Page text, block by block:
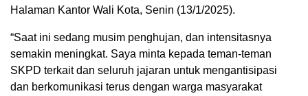
Halaman Kantor Wali Kota, Senin (13/1/2025).
“Saat ini sedang musim penghujan, dan intensitasnya
semakin meningkat. Saya minta kepada teman-teman
SKPD terkait dan seluruh jajaran untuk mengantisipasi
dan berkomunikasi terus dengan warga masyarakat